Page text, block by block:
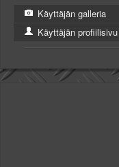
Käyttäjän galleria
Käyttäjän profiilisivu